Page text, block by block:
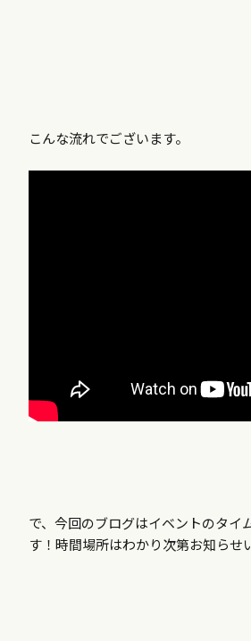
こんな流れでございます。
で、今回のブログはイベントのタ
す！時間場所はわかり次第お知らせ